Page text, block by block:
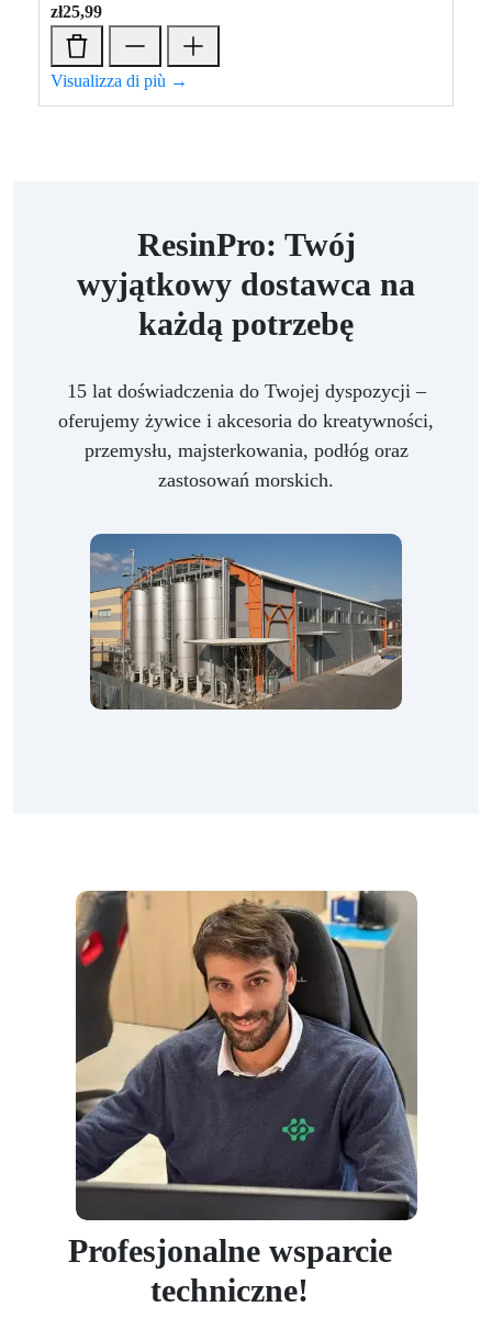
zł25,99
Visualizza di più →
ResinPro: Twój
wyjątkowy dostawca na
każdą potrzebę
15 lat doświadczenia do Twojej dyspozycji –
oferujemy żywice i akcesoria do kreatywności,
przemysłu, majsterkowania, podłóg oraz
zastosowań morskich.
Profesjonalne wsparcie
techniczne!